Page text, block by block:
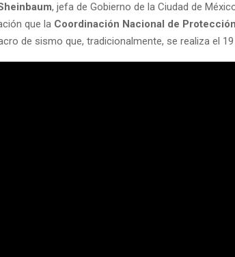
, jefa de Gobierno de la Ciudad de
que la Coordinación Nacional de
de sismo que, tradicionalmente, se realiza el